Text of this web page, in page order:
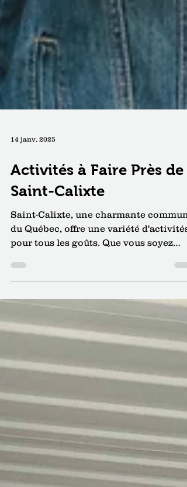
Activités à Faire Près de
Saint-Calixte
Saint-Calixte, une charmante
du Québec, offre une variété d'activités
pour tous les goûts. Que vous soyez